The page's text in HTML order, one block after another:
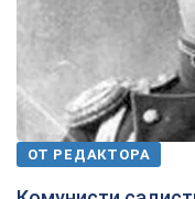
ОТ РЕДАКТОРА